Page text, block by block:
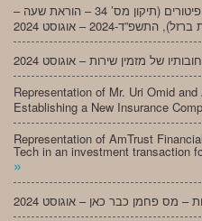
מעו”דכן יחסי עבודה – חוק פיצויי פיטורים (תיקון מס’ 34 – הוראת שעה –
Representation of Mr. Uri Omid
Establishing a New Insurance
Representation of AmTrust
Tech in an investment transaction
»